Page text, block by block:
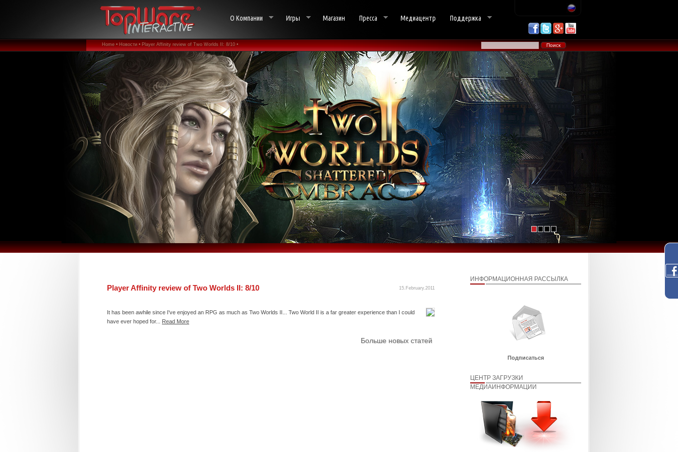
О Компании Игры Магазин Пресса Медиацентр Поддержка
Home • Новости • Player Affinity review of Two Worlds II: 8/10 •
15.February.2011
Player Affinity review of Two Worlds II: 8/10
It has been awhile since I've enjoyed an RPG as much as Two Worlds II... Two World II is a far greater experience than I could
have ever hoped for... Read More
Больше новых статей
ИНФОРМАЦИОННАЯ РАССЫЛКА
Подписаться
ЦЕНТР ЗАГРУЗКИ
МЕДИАИНФОРМАЦИИ